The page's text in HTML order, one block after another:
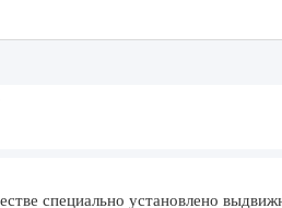
специально установлено